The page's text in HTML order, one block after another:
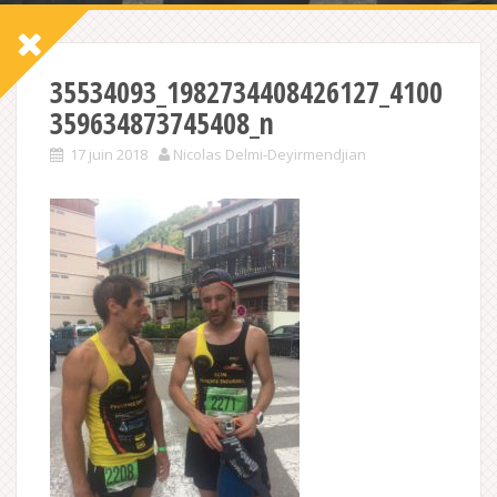
35534093_1982734408426127_4100
359634873745408_n
17 juin 2018 Nicolas Delmi-Deyirmendjian